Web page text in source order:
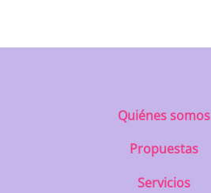
Quiénes somos
Propuestas
Servicios